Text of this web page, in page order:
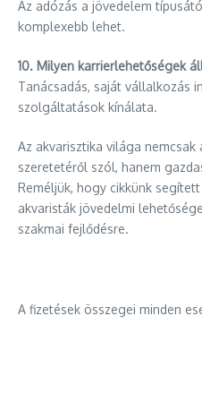
Az adózás a jövedelem
komplexebb lehet.
10. Milyen karrierlehetőségek
Tanácsadás, saját vállalkozás
szolgáltatások kínálata.
Az akvarisztika világa nemcsak
szeretetéről szól, hanem
Reméljük, hogy cikkünk
akvaristák jövedelmi
szakmai fejlődésre.
A fizetések összegei minden